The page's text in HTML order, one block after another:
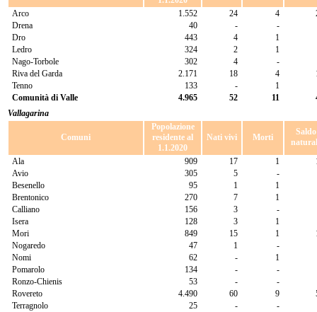
Arco
1.552 24 4
Drena
40 -
-
Dro
443 4
1
Ledro
324 2
1
Nago-Torbole
302 4
-
Riva del Garda
2.171 18 4
Tenno
133 -
1
Comunità di Valle
4.965 52 11
Vallagarina
Comuni
Popolazione
residente al
1.1.2020
Nati vivi Morti
Saldo
Ala
909 17 1
Avio
305 5
-
Besenello
95 1
1
Brentonico
270 7
1
Calliano
156 3
-
Isera
128 3
1
Mori
849 15 1
Nogaredo
47 1
-
Nomi
62 -
1
Pomarolo
134 -
-
Ronzo-Chienis
53 -
-
Rovereto
4.490 60 9
Terragnolo
25 -
-